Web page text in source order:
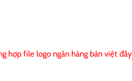
hợp file logo ngân hàng bản việt đầy